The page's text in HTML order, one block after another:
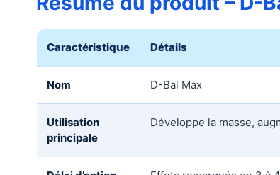
Caractéristique Détails
Nom D-Bal Max
Utilisation
principale
Développe la masse,